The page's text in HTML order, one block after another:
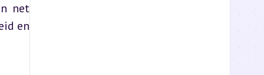
net
en